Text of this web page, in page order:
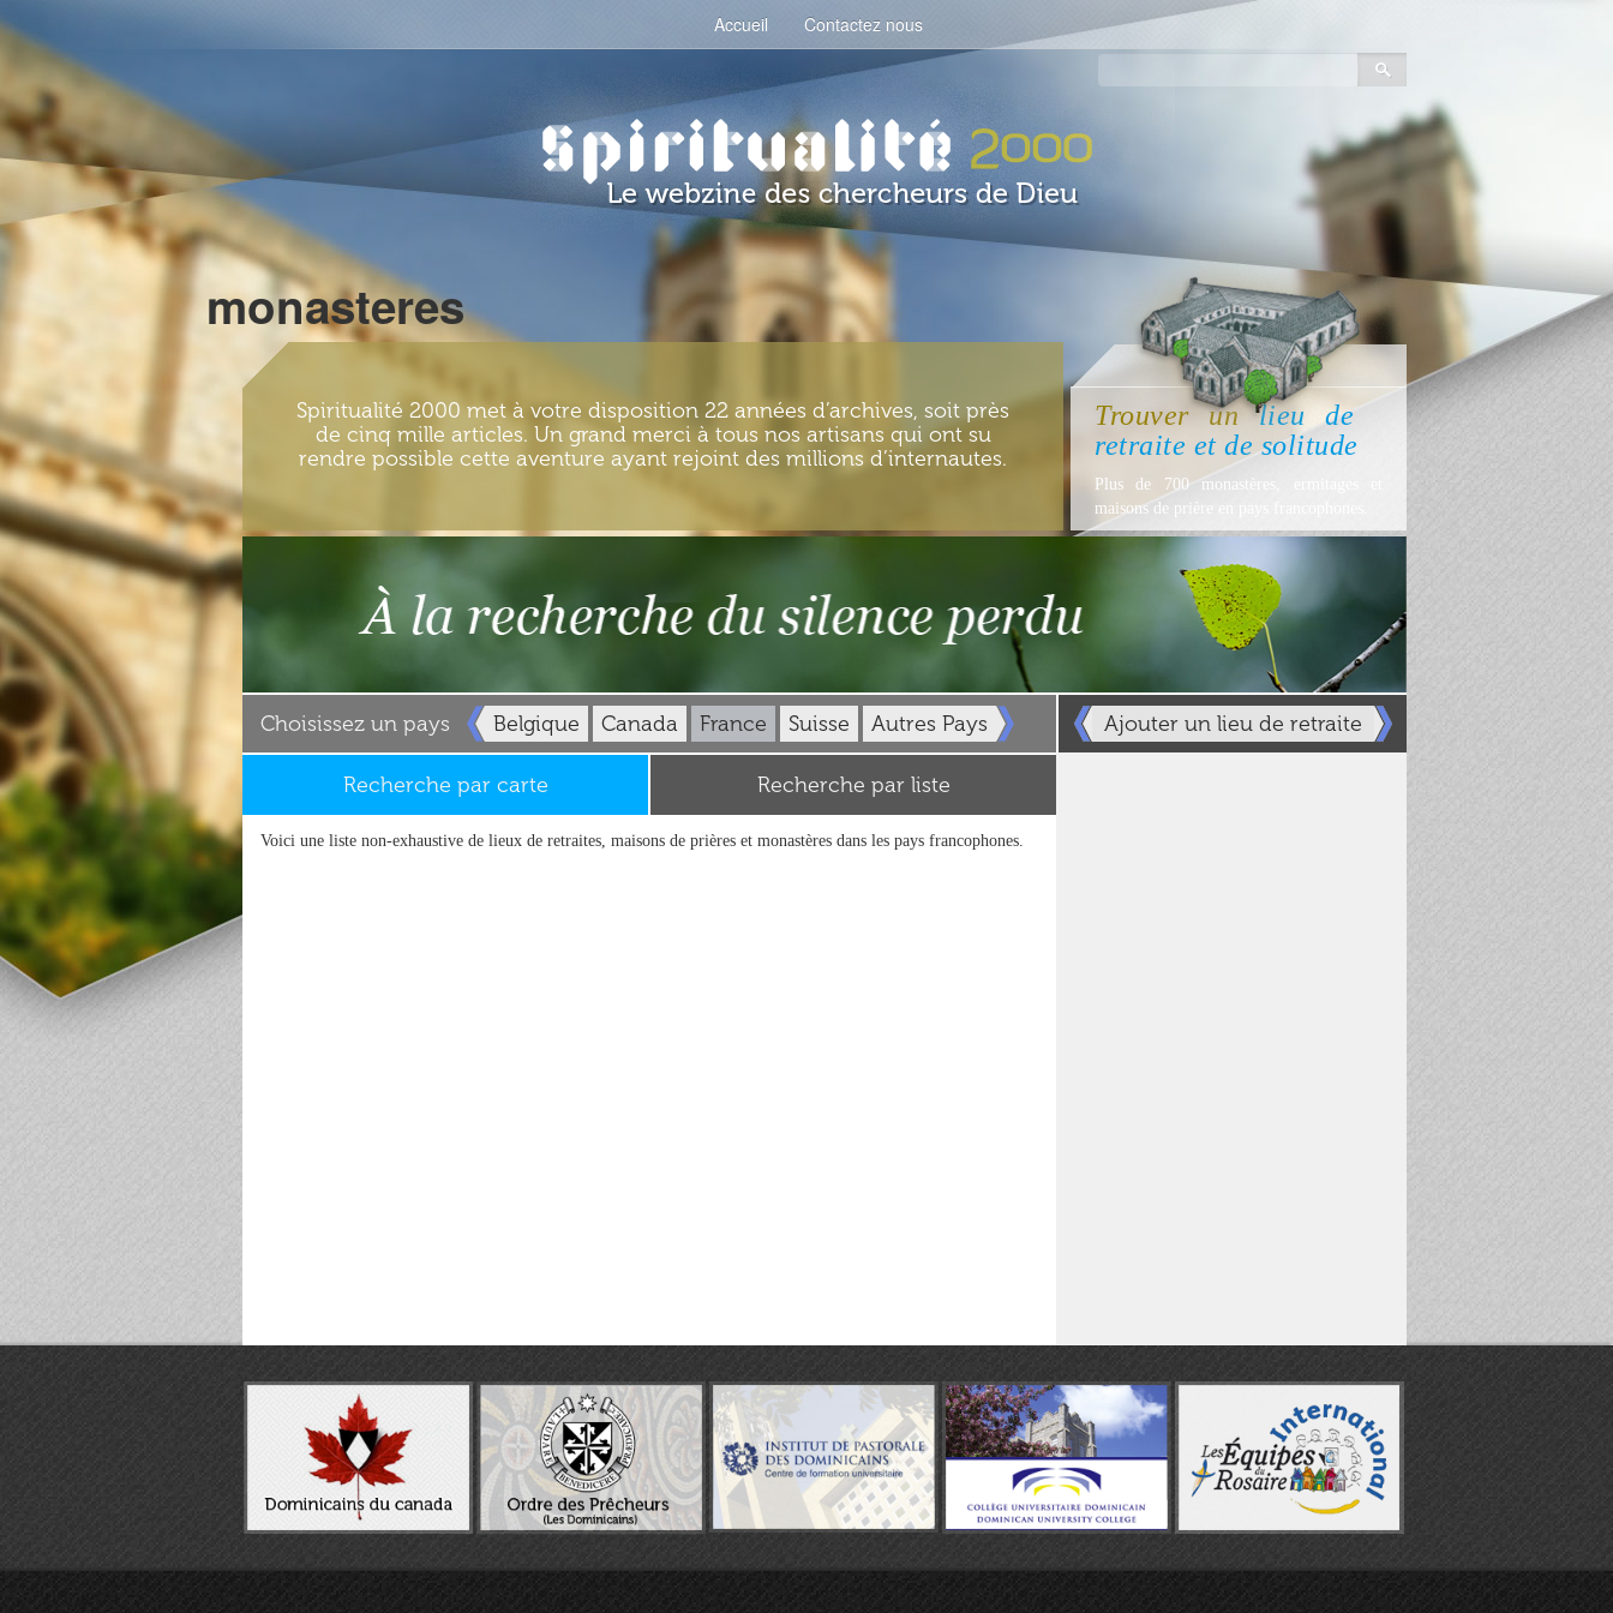
Accueil Contactez nous
monasteres
Spiritualité 2000 met à votre disposition 22 années d’archives, soit près
de cinq mille articles. Un grand merci à tous nos artisans qui ont su
rendre possible cette aventure ayant rejoint des millions d’internautes.
Trouver un lieu
de
retraite et de solitude
Plus de 700 monastères, ermitages et
maisons de prière en pays francophones.
Choisissez un pays Belgique Canada France Suisse Autres Pays
Recherche par carte Recherche par liste
Voici une liste non-exhaustive de lieux de retraites, maisons de prières et monastères dans les pays francophones.
Ajouter un lieu de retraite